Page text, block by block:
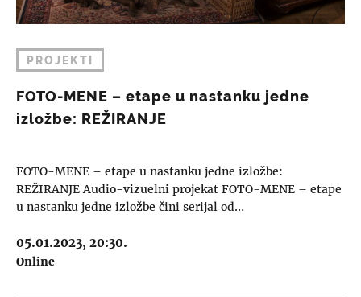
PROJEKTI
FOTO-MENE – etape u nastanku jedne
izložbe: REŽIRANJE
FOTO-MENE – etape u nastanku jedne izložbe:
REŽIRANJE Audio-vizuelni projekat FOTO-MENE – etape
u nastanku jedne izložbe čini serijal od…
05.01.2023, 20:30.
Online